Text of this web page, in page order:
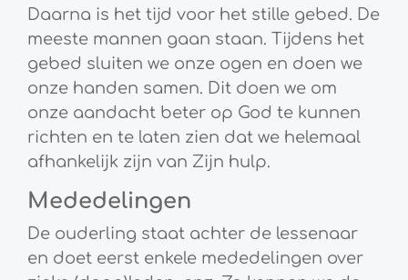
Daarna is het tijd voor het stille gebed. De
meeste mannen gaan staan. Tijdens het
gebed sluiten we onze ogen en doen we
onze handen samen. Dit doen we om
onze aandacht beter op God te kunnen
richten en te laten zien dat we helemaal
afhankelijk zijn van Zijn hulp.
Mededelingen
De ouderling staat achter de lessenaar
en doet eerst enkele mededelingen over